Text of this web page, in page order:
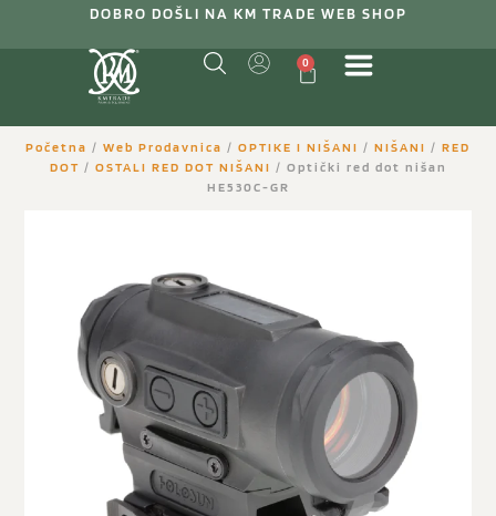
DOBRO DOŠLI NA KM TRADE WEB SHOP
0
Početna / Web Prodavnica / OPTIKE I NIŠANI / NIŠANI / RED
DOT / OSTALI RED DOT NIŠANI / Optički red dot nišan
HE530C-GR